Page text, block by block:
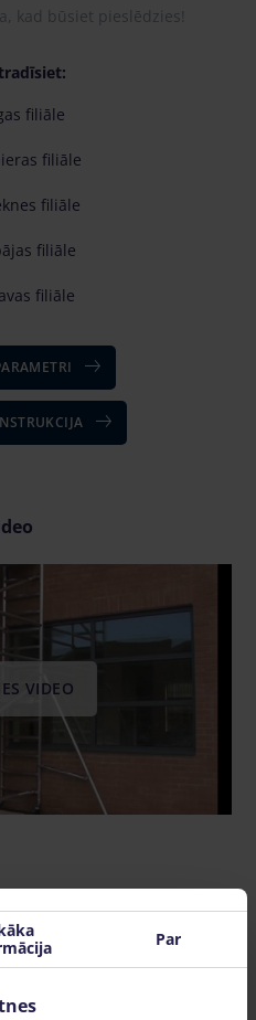
kad būsiet pieslēdzies!
filiāle
filiāle
filiāle
filiāle
filiāle
VIDEO
Par